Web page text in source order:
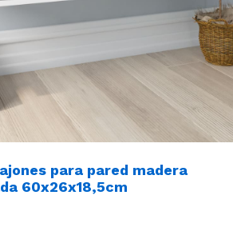
para pared madera
60x26x18,5cm